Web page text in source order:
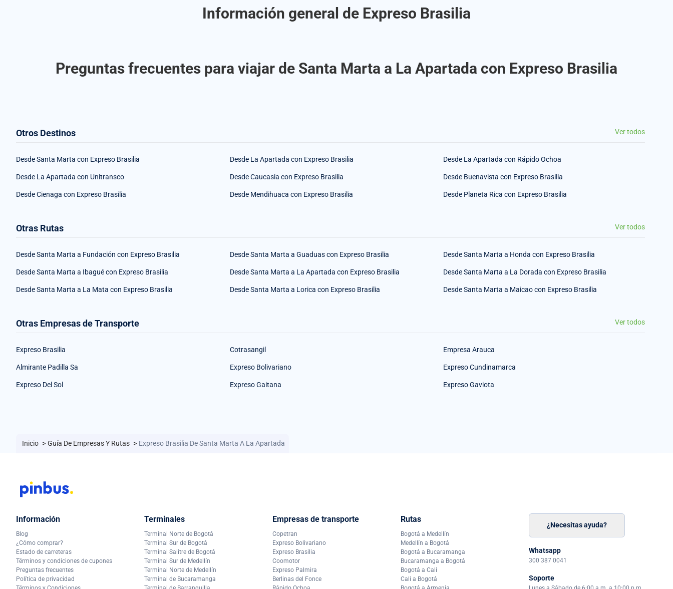
Información general de Expreso Brasilia
Preguntas frecuentes para viajar de Santa Marta a La Apartada con Expreso Brasilia
Otros Destinos Ver todos
Desde Santa Marta con Expreso Brasilia Desde La Apartada con Expreso Brasilia Desde La Apartada con Rápido Ochoa
Desde La Apartada con Unitransco Desde Caucasia con Expreso Brasilia Desde Buenavista con Expreso Brasilia
Desde Cienaga con Expreso Brasilia Desde Mendihuaca con Expreso Brasilia Desde Planeta Rica con Expreso Brasilia
Otras Rutas Ver todos
Desde Santa Marta a Fundación con Expreso Brasilia Desde Santa Marta a Guaduas con Expreso Brasilia Desde Santa Marta a Honda con Expreso Brasilia
Desde Santa Marta a Ibagué con Expreso Brasilia Desde Santa Marta a La Apartada con Expreso Brasilia Desde Santa Marta a La Dorada con Expreso Brasilia
Desde Santa Marta a La Mata con Expreso Brasilia Desde Santa Marta a Lorica con Expreso Brasilia Desde Santa Marta a Maicao con Expreso Brasilia
Otras Empresas de Transporte Ver todos
Expreso Brasilia Cotrasangil Empresa Arauca
Almirante Padilla Sa Expreso Bolivariano Expreso Cundinamarca
Expreso Del Sol Expreso Gaitana Expreso Gaviota
Inicio > Guía De Empresas Y Rutas > Expreso Brasilia De Santa Marta A La Apartada
Información
Blog
¿Cómo comprar?
Estado de carreteras
Términos y condiciones de cupones
Preguntas frecuentes
Política de privacidad
Terminales
Terminal Norte de Bogotá
Terminal Sur de Bogotá
Terminal Salitre de Bogotá
Terminal Sur de Medellín
Terminal Norte de Medellín
Terminal de Bucaramanga
Empresas de transporte
Copetran
Expreso Bolivariano
Expreso Brasilia
Coomotor
Expreso Palmira
Berlinas del Fonce
Rutas
Bogotá a Medellín
Medellín a Bogotá
Bogotá a Bucaramanga
Bucaramanga a Bogotá
Bogotá a Cali
Cali a Bogotá
¿Necesitas ayuda?
Whatsapp
300 387 0041
Soporte